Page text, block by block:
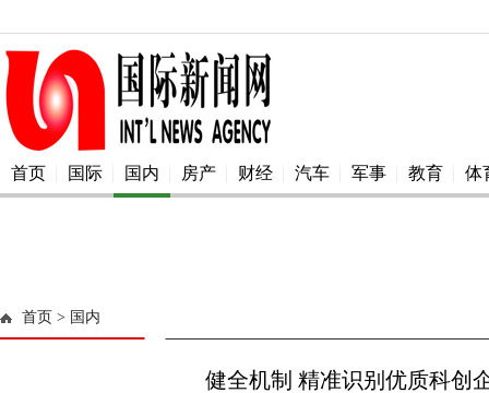
首页 国际 国内 房产 财经 汽车 军事 教育 体
首页 > 国内
健全机制 精准识别优质科创